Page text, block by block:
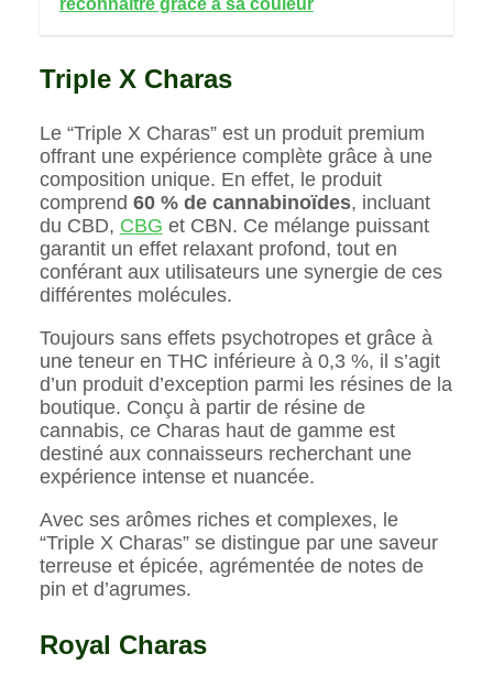
Triple X Charas
Le “Triple X Charas” est un produit premium
offrant une expérience complète grâce à une
composition unique. En effet, le produit
comprend 60 % de cannabinoïdes, incluant
du CBD, CBG et CBN. Ce mélange puissant
garantit un effet relaxant profond, tout en
conférant aux utilisateurs une synergie de ces
différentes molécules.
Toujours sans effets psychotropes et grâce à
une teneur en THC inférieure à 0,3 %, il s’agit
d’un produit d’exception parmi les résines de la
boutique. Conçu à partir de résine de
cannabis, ce Charas haut de gamme est
destiné aux connaisseurs recherchant une
expérience intense et nuancée.
Avec ses arômes riches et complexes, le
“Triple X Charas” se distingue par une saveur
terreuse et épicée, agrémentée de notes de
pin et d’agrumes.
Royal Charas